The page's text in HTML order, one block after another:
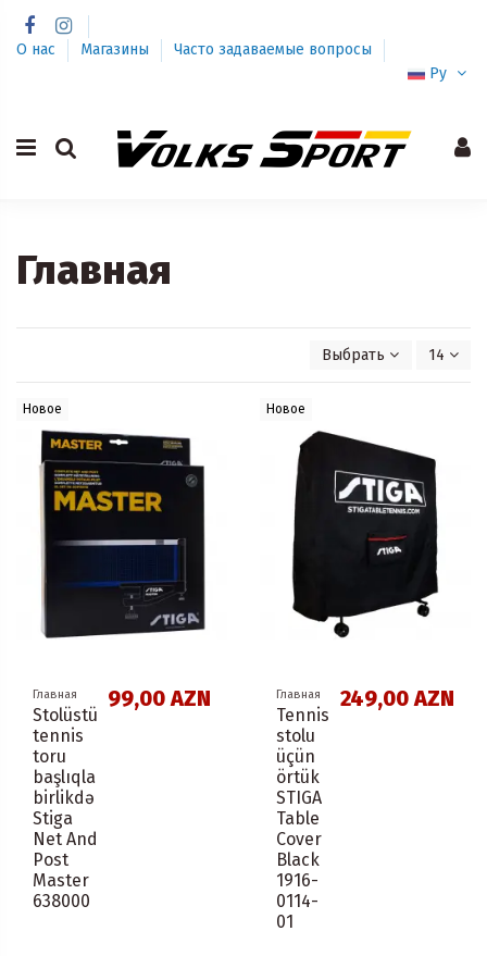
О нас Магазины
Часто задаваемые вопросы
Ру
Главная
Выбрать 14
Новое
Главная
Stolüstü
tennis
toru
başlıqla
birlikdə
Stiga
Net And
Post
Master
638000
99,00 AZN
Новое
Главная
Tennis
stolu
üçün
örtük
STIGA
Table
Cover
Black
1916-
0114-
01
249,00 AZN